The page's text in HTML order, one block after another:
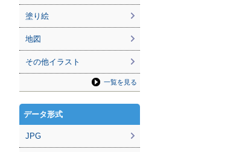
塗り絵
地図
その他イラスト
一覧を見る
データ形式
JPG